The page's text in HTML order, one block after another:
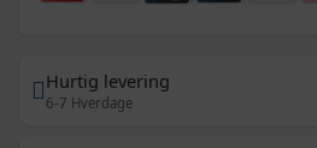
Hurtig levering
6-7 Hverdage